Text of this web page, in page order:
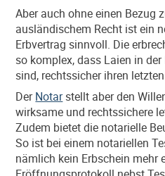
Aber auch ohne einen Bezug
ausländischem Recht ist ein
Erbvertrag sinnvoll. Die
so komplex, dass Laien in
sind, rechtssicher ihren
DerNotarstellt aber den
wirksame und rechtssichere
Zudem bietet die notarielle
So ist bei einem notariellen
nämlich kein Erbschein mehr